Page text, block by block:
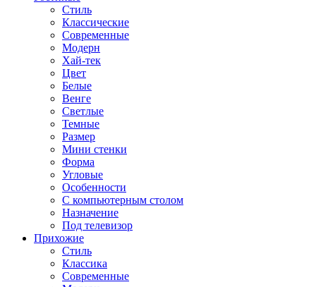
Стиль
Классические
Современные
Модерн
Хай-тек
Цвет
Белые
Венге
Светлые
Темные
Размер
Мини стенки
Форма
Угловые
Особенности
С компьютерным столом
Назначение
Под телевизор
Прихожие
Стиль
Классика
Современные